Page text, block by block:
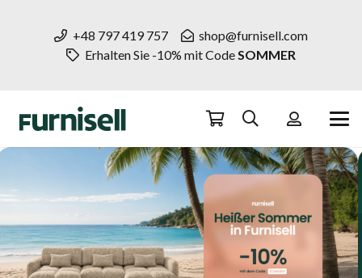
+48 797 419 757
shop@furnisell.com
Erhalten Sie -10% mit CodeSOMMER